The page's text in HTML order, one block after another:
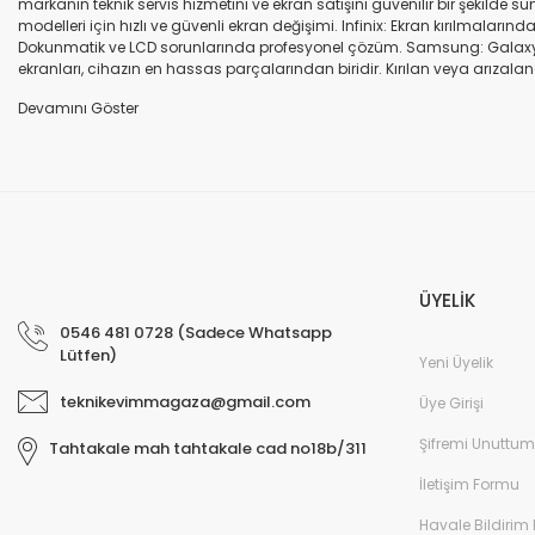
markanın teknik servis hizmetini ve ekran satışını güvenilir bir şekilde
modelleri için hızlı ve güvenli ekran değişimi. Infinix: Ekran
Dokunmatik ve LCD sorunlarında profesyonel çözüm. Samsung:
ekranları, cihazın en hassas parçalarından biridir. Kırılan veya
uyumlu olup olmadığına dikkat ediniz. HK-ZY-A.Kalite ekran: Daha
0546 481 0728 (Sadece Whatsapp
Lütfen)
teknikevimmagaza@gmail.com
Tahtakale mah tahtakale cad no18b/311
ÜYELİK
Yeni Üyelik
Üye Girişi
Şifremi Unuttum
İletişim Formu
Havale Bildirim